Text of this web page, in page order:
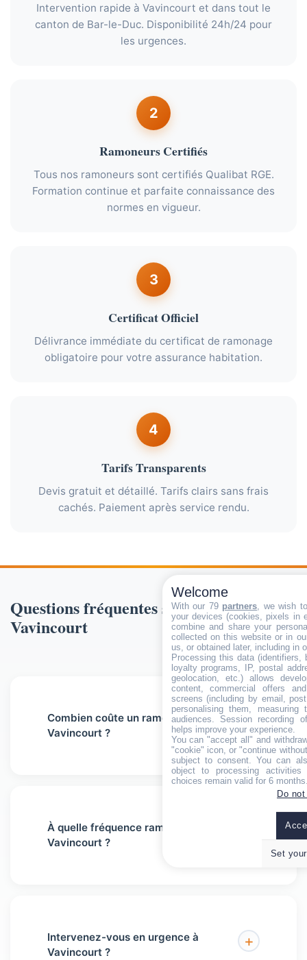
Intervention rapide à Vavincourt et dans tout le
canton de Bar-le-Duc. Disponibilité 24h/24 pour
les urgences.
2
Ramoneurs Certifiés
Tous nos ramoneurs sont certifiés Qualibat RGE.
Formation continue et parfaite connaissance des
normes en vigueur.
3
Certificat Officiel
Délivrance immédiate du certificat de ramonage
obligatoire pour votre assurance habitation.
4
Tarifs Transparents
Devis gratuit et détaillé. Tarifs clairs sans frais
cachés. Paiement après service rendu.
Questions fréquentes sur le ramonage à
Vavincourt
Combien coûte un ramonage à
Vavincourt ?
Le tarif d'un ramonage à Vavincourt
varie de 60€ à 90€ pour une
type d'installation et de son état.
À quelle fréquence ramoner à
Vavincourt ?
chauffe. Pour les combustibles
Intervenez-vous en urgence à
Vavincourt ?
Welcome
With our 79 partners, we wish
your devices (cookies, pixels in
combine and share your
collected on this website or in
us, or obtained later, including in
Processing this data (identifiers,
loyalty programs, IP, postal
geolocation, etc.) allows
content, commercial offers
screens (including by email,
personalising them, measuring
audiences. Session recording
helps improve your experience.
You can "accept all" and
"cookie" icon, or "continue
subject to consent. You can
object to processing
choices remain valid for 6
Do
Set